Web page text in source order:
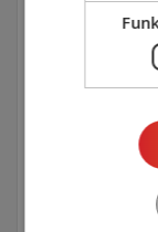
Theresia
SISTA
2024-05-31